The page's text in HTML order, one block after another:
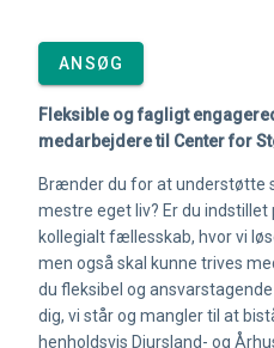
ANSØG
Fleksible og fagligt
medarbejdere til Center for
Brænder du for at understøtte
mestre eget liv? Er du
kollegialt fællesskab, hvor vi
men også skal kunne trives
du fleksibel og
dig, vi står og mangler til at
henholdsvis Djursland- og